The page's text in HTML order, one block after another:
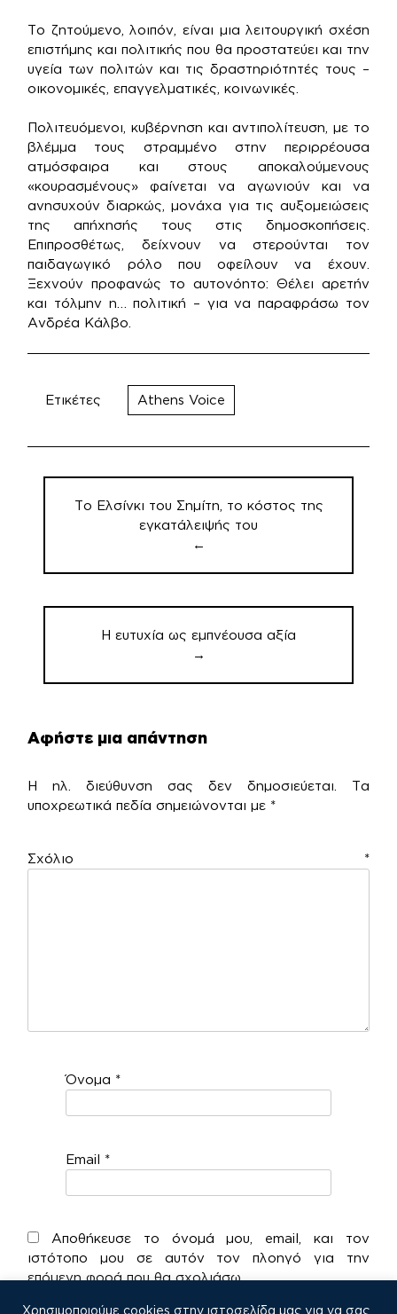
Το ζητούμενο, λοιπόν, είναι μια λειτουργική σχέση
επιστήμης και πολιτικής που θα προστατεύει και την
υγεία των πολιτών και τις δραστηριότητές τους –
οικονομικές, επαγγελματικές, κοινωνικές.
Πολιτευόμενοι, κυβέρνηση και αντιπολίτευση, με το
βλέμμα τους στραμμένο στην περιρρέουσα
ατμόσφαιρα και στους αποκαλούμενους
«κουρασμένους» φαίνεται να αγωνιούν και να
ανησυχούν διαρκώς, μονάχα για τις αυξομειώσεις
της απήχησής τους στις δημοσκοπήσεις.
Επιπροσθέτως, δείχνουν να στερούνται τον
παιδαγωγικό ρόλο που οφείλουν να έχουν.
Ξεχνούν προφανώς το αυτονόητο: Θέλει αρετήν
και τόλμην η… πολιτική – για να παραφράσω τον
Ανδρέα Κάλβο.
Ετικέτες Athens Voice
Πλοήγηση
άρθρωνΤo Ελσίνκι του Σημίτη, το κόστος της
εγκατάλειψής του
←
H ευτυχία ως εμπνέουσα αξία
→
Αφήστε μια απάντηση
Η ηλ. διεύθυνση σας δεν δημοσιεύεται.
Τα
υποχρεωτικά πεδία σημειώνονται με *
Σχόλιο *
Όνομα *
Email *
Αποθήκευσε το όνομά μου, email, και τον
ιστότοπο μου σε αυτόν τον πλοηγό για την
επόμενη φορά που θα σχολιάσω.
Χρησιμοποιούμε cookies στην ιστοσελίδα μας για να σας